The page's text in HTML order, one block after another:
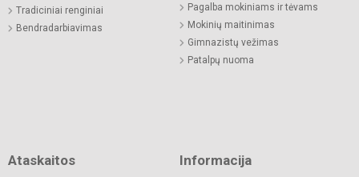
Tradiciniai renginiai
Bendradarbiavimas
Pagalba mokiniams ir tėvams
Mokinių maitinimas
Gimnazistų vežimas
Patalpų nuoma
Ataskaitos Informacija